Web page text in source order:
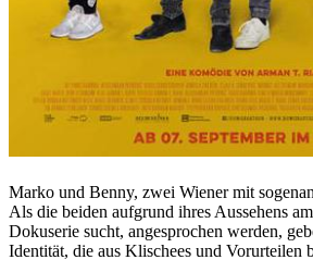
Marko und Benny, zwei Wiener mit
Als die beiden aufgrund ihres Aussehens
Dokuserie sucht, angesprochen werden,
Identität, die aus Klischees und Vorurteilen